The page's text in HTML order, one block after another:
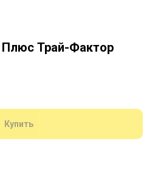
Трай-Фактор
Купить